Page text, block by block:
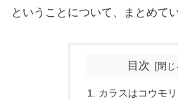
ということについて、まとめて
目次
カラスはコウモ